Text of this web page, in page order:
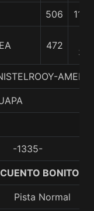
506 11
472
3/4
-1335-
BONITO,
Pista Normal